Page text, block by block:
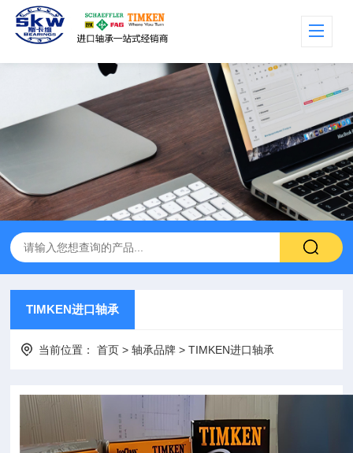
TIMKEN进口轴承
当前位置：首页 >轴承品牌 >TIMKEN进口轴承